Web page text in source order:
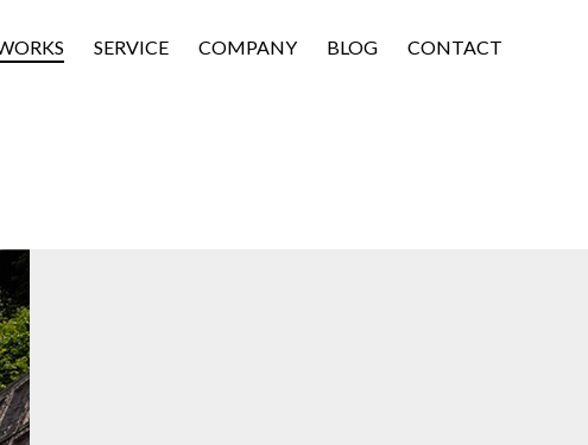
SERVICE COMPANY BLOG CONTACT